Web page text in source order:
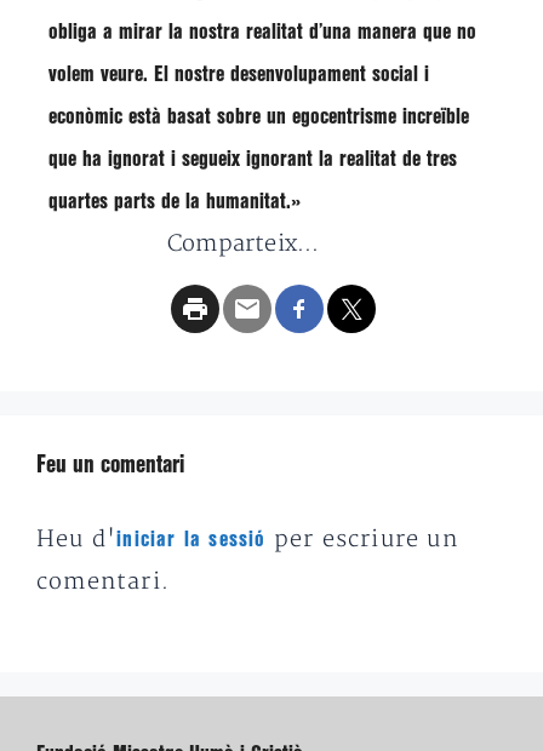
obliga a mirar la nostra realitat d’una manera que no
volem veure. El nostre desenvolupament social i
econòmic està basat sobre un egocentrisme increïble
que ha ignorat i segueix ignorant la realitat de tres
quartes parts de la humanitat.»
Comparteix...
Feu un comentari
Heu d'iniciar la sessió
per escriure un
comentari.